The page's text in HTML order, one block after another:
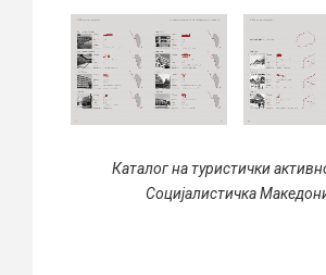
Каталог на туристички
Социјалистичка